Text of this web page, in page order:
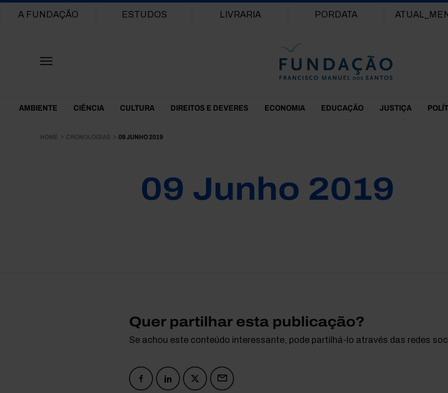
Main navigation
A FUNDAÇÃO ESTUDOS LIVRARIA PORDATA
Themes Menu
AMBIENTE CIÊNCIA CULTURA DIREITOS E DEVERES ECONOMIA EDUCAÇÃO JUSTIÇA
HOME CRONOLOGIAS 09 JUNHO 2019
09 Junho 2019
Quer partilhar esta publicação?
Se achou este conteúdo interessante, pode partilhá-lo através das redes